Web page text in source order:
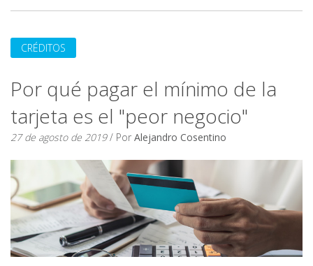
CRÉDITOS
Por qué pagar el mínimo de la
tarjeta es el "peor negocio"
27 de agosto de 2019/ Por Alejandro Cosentino